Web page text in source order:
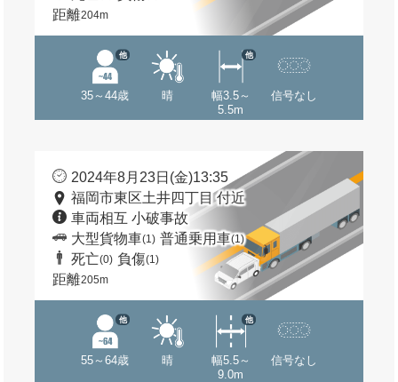
距離204m
35～44歳
他
晴
幅3.5～
5.5m
他
信号なし
2024年8月23日(金)13:35
福岡市東区土井四丁目 付近
車両相互 小破事故
大型貨物車(1) 普通乗用車(1)
死亡(0) 負傷(1)
距離205m
55～64歳
他
晴
幅5.5～
9.0m
他
信号なし